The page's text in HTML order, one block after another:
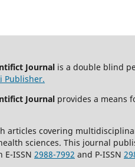
Journal is a double blind
Publisher.
Journal provides a means
articles covering
sciences. This journal
E-ISSN 2988-7992 and P-ISSN